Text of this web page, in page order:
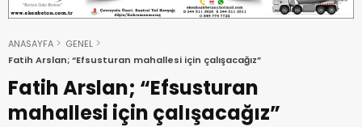
ANASAYFA
GENEL
Fatih Arslan; “Efsusturan mahallesi için çalışacağız”
Fatih Arslan; “Efsusturan
mahallesi için çalışacağız”